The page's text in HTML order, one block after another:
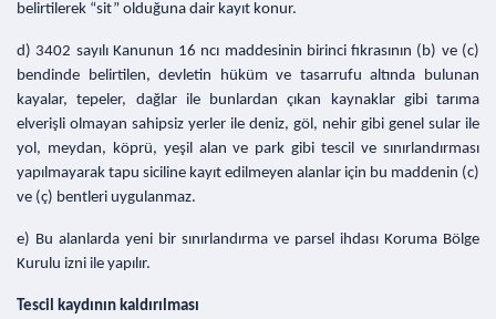
belirtilerek “sit” olduğuna dair kayıt konur.
d) 3402 sayılı Kanunun 16 ncı maddesinin birinci fıkrasının (b) ve (c)
bendinde belirtilen, devletin hüküm ve tasarrufu altında bulunan
kayalar, tepeler, dağlar ile bunlardan çıkan kaynaklar gibi tarıma
elverişli olmayan sahipsiz yerler ile deniz, göl, nehir gibi genel sular ile
yol, meydan, köprü, yeşil alan ve park gibi tescil ve sınırlandırması
yapılmayarak tapu siciline kayıt edilmeyen alanlar için bu maddenin (c)
ve (ç) bentleri uygulanmaz.
e) Bu alanlarda yeni bir sınırlandırma ve parsel ihdası Koruma Bölge
Kurulu izni ile yapılır.
Tescil kaydının kaldırılması